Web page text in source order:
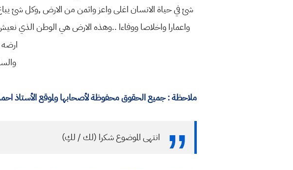
شئ في حياة الانسان اغلى واعز واثمن من الارض ,وكل شئ
واعمارا واخلاصا ووفاءا ..وهذه الارض هي الوطن الذي
ملاحظة : جميع الحقوق محفوظة لأصحابها ولموقع الأستاذ
انتهى الموضوع شكرا (لك / لكِ)